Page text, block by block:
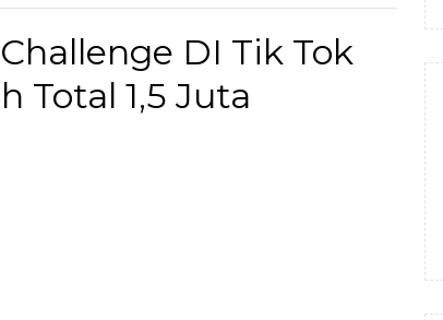
DI Tik Tok
Total 1,5 Juta